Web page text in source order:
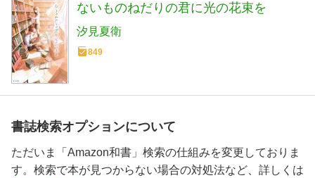
ないものねだりの君に光の花束を
汐見夏衛
849
書誌検索オプションについて
ただいま「Amazon和書」検索の仕組みを変更しておりま
す。検索で本が見つからない場合の対処法など、詳しくは